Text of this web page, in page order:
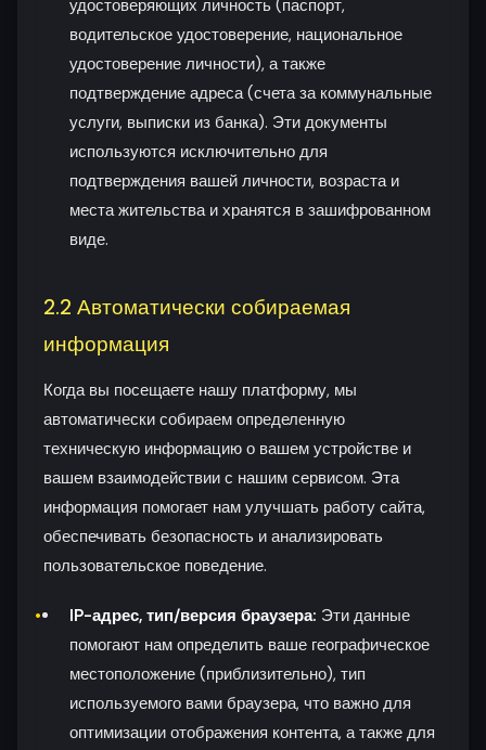
удостоверяющих личность (паспорт,
водительское удостоверение, национальное
удостоверение личности), а также
подтверждение адреса (счета за коммунальные
услуги, выписки из банка). Эти документы
используются исключительно для
подтверждения вашей личности, возраста и
места жительства и хранятся в зашифрованном
виде.
2.2 Автоматически собираемая
информация
Когда вы посещаете нашу платформу, мы
автоматически собираем определенную
техническую информацию о вашем устройстве и
вашем взаимодействии с нашим сервисом. Эта
информация помогает нам улучшать работу сайта,
обеспечивать безопасность и анализировать
пользовательское поведение.
IP-адрес, тип/версия браузера: Эти данные
помогают нам определить ваше географическое
местоположение (приблизительно), тип
используемого вами браузера, что важно для
оптимизации отображения контента, а также для